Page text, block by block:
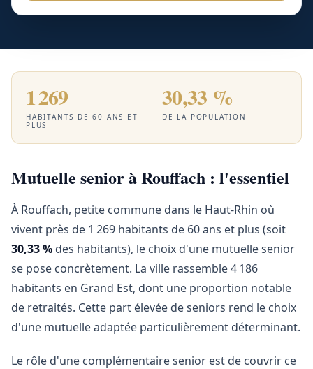
1 269
HABITANTS DE 60 ANS ET
PLUS
30,33 %
DE LA POPULATION
Mutuelle senior à Rouffach : l'essentiel
À Rouffach, petite commune dans le Haut-Rhin où
vivent près de 1 269 habitants de 60 ans et plus (soit
30,33 % des habitants), le choix d'une mutuelle senior
se pose concrètement. La ville rassemble 4 186
habitants en Grand Est, dont une proportion notable
de retraités. Cette part élevée de seniors rend le choix
d'une mutuelle adaptée particulièrement déterminant.
Le rôle d'une complémentaire senior est de couvrir ce